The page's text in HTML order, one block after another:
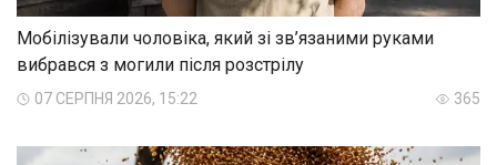
Мобілізували чоловіка, який зі зв’язаними руками
вибрався з могили після розстрілу
07 СЕРПНЯ 2026, 15:22 365